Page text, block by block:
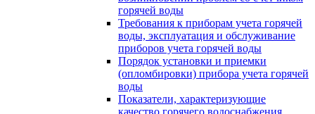
горячей воды
Требования к приборам учета горячей
воды, эксплуатация и обслуживание
приборов учета горячей воды
Порядок установки и приемки
(опломбировки) прибора учета горячей
воды
Показатели, характеризующие